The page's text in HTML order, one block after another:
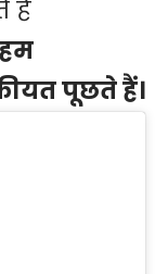
हैं
पूछते हैं।